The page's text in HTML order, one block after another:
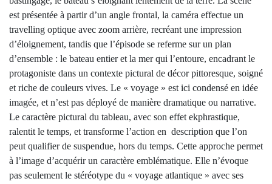
est présentée à partir d’un angle frontal, la caméra effectue un
travelling optique avec zoom arrière, recréant une impression
d’éloignement, tandis que l’épisode se referme sur un plan
d’ensemble : le bateau entier et la mer qui l’entoure, encadrant le
protagoniste dans un contexte pictural de décor pittoresque, soigné
et riche de couleurs vives. Le « voyage » est ici condensé en idée
imagée, et n’est pas déployé de manière dramatique ou narrative.
Le caractère pictural du tableau, avec son effet ekphrastique,
ralentit le temps, et transforme l’action en description que l’on
peut qualifier de suspendue, hors du temps. Cette approche permet
à l’image d’acquérir un caractère emblématique. Elle n’évoque
pas seulement le stéréotype du « voyage atlantique » avec ses